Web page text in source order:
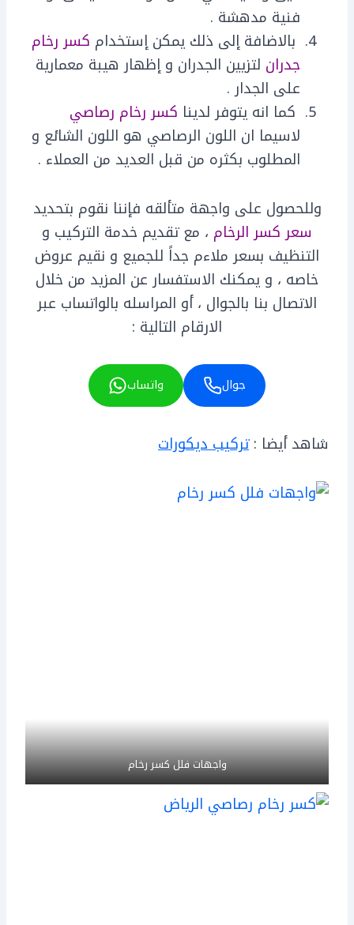
فنية مدهشة .
بالاضافة إلى ذلك يمكن إستخدام كسر رخام
جدران لتزيين الجدران و إظهار هيبة معمارية
على الجدار .
كما انه يتوفر لدينا كسر رخام رصاصي
لاسيما ان اللون الرصاصي هو اللون الشائع و
المطلوب بكثره من قبل العديد من العملاء .
وللحصول على واجهة متألقه فإننا نقوم بتحديد
سعر كسر الرخام ، مع تقديم خدمة التركيب و
التنظيف بسعر ملاءم جداً للجميع و نقيم عروض
خاصه ، و يمكنك الاستفسار عن المزيد من خلال
الاتصال بنا بالجوال ، أو المراسله بالواتساب عبر
الارقام التالية :
جوال واتساب
شاهد أيضا :تركيب ديكورات
واجهات فلل كسر رخام